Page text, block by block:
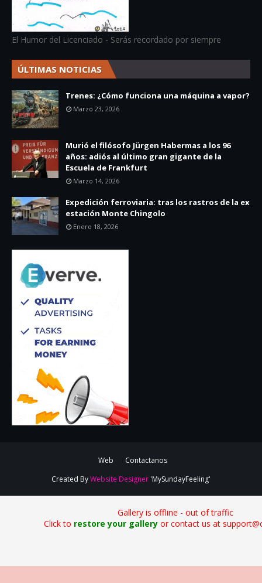
El Humor del Licenciado - Serás recordado por siempre
ÚLTIMAS NOTICIAS
Trenes: ¿Cómo funciona una máquina a vapor?
Marzo 23, 2026
Murió el filósofo Jürgen Habermas a los 96
años: adiós al último gran gigante de la
Escuela de Frankfurt
Marzo 14, 2026
Expedición ferroviaria: tras los rastros de la ex
estación Monte Chingolo
Enero 18, 2026
Web
Contactanos
Created ByWebsite Designer 'MySundayFeeling'
Gallery is offline - out of traffic
Click to restore your galleryor contact us at